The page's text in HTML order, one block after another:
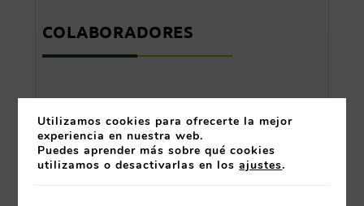
COLABORADORES
Utilizamos cookies para ofrecerte la mejor
experiencia en nuestra web.
Puedes aprender más sobre qué cookies
utilizamos o desactivarlas en losajustes.